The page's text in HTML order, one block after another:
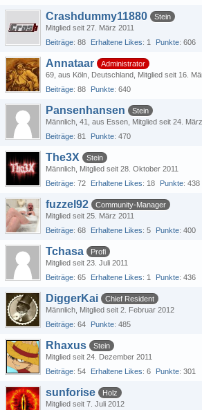
Crashdummy11880
Stein
Mitglied seit 27. März 2011
Beiträge 88 Erhaltene Likes 1 Punkte 606
Annataar
Administrator
69 aus Köln, Deutschland Mitglied seit 16.
Beiträge 88 Punkte 640
Pansenhansen
Stein
Männlich 41 aus Essen Mitglied seit 24.
Beiträge 81 Punkte 470
The3X
Stein
Männlich Mitglied seit 28. Oktober 2011
Beiträge 72 Erhaltene Likes 18 Punkte 438
fuzzel92
Community-Manager
Mitglied seit 25. März 2011
Beiträge 68 Erhaltene Likes 5 Punkte 400
Tchasa
Profi
Mitglied seit 23. Juli 2011
Beiträge 65 Erhaltene Likes 1 Punkte 436
DiggerKai
Chief Resident
Männlich Mitglied seit 2. Februar 2012
Beiträge 64 Punkte 485
Rhaxus
Stein
Mitglied seit 24. Dezember 2011
Beiträge 54 Erhaltene Likes 6 Punkte 301
sunforise
Holz
Mitglied seit 7. Juli 2012